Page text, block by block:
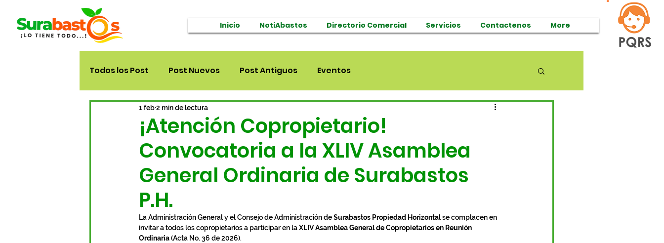
Inicio NotiAbastos Directorio Comercial Servicios Contactenos More
Todos los Post Post Nuevos Post Antiguos Eventos
¡Atención Copropietario!
Convocatoria a la XLIV Asamblea
General Ordinaria de Surabastos
P.H.
1 feb2 min de lectura
La Administración General y el Consejo de Administración de Surabastos Propiedad Horizontal se complacen en
invitar a todos los copropietarios a participar en la XLIV Asamblea General de Copropietarios en Reunión
Ordinaria (Acta No. 36 de 2026).